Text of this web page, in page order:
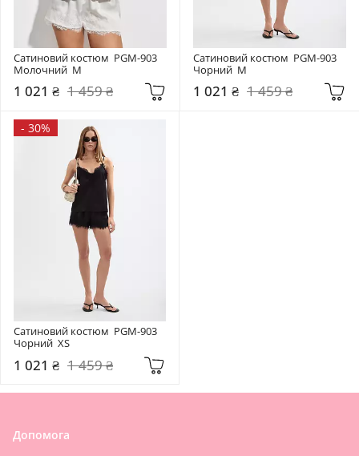
Сатиновий костюм  PGM-903
Молочний  M
1 021 ₴ 1 459 ₴
Сатиновий костюм  PGM-903
Чорний  M
1 021 ₴ 1 459 ₴
- 30%
Сатиновий костюм  PGM-903
Чорний  XS
1 021 ₴ 1 459 ₴
Допомога